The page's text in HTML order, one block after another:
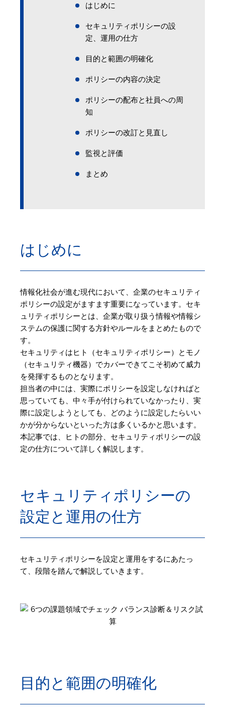
はじめに
セキュリティポリシーの設
定、運用の仕方
目的と範囲の明確化
ポリシーの内容の決定
ポリシーの配布と社員への周
知
ポリシーの改訂と見直し
監視と評価
まとめ
はじめに
情報化社会が進む現代において、企業のセキュリティ
ポリシーの設定がますます重要になっています。セキ
ュリティポリシーとは、企業が取り扱う情報や情報シ
ステムの保護に関する方針やルールをまとめたもので
す。
セキュリティはヒト（セキュリティポリシー）とモノ
（セキュリティ機器）でカバーできてこそ初めて威力
を発揮するものとなります。
担当者の中には、実際にポリシーを設定しなければと
思っていても、中々手が付けられていなかったり、実
際に設定しようとしても、どのように設定したらいい
かが分からないといった方は多くいるかと思います。
本記事では、ヒトの部分、セキュリティポリシーの設
定の仕方について詳しく解説します。
セキュリティポリシーの
設定と運用の仕方
セキュリティポリシーを設定と運用をするにあたっ
て、段階を踏んで解説していきます。
目的と範囲の明確化